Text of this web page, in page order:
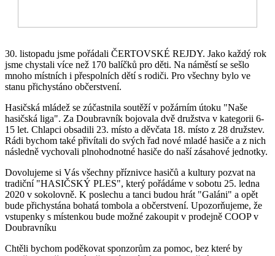
30. listopadu jsme pořádali ČERTOVSKÉ REJDY. Jako každý rok
jsme chystali více než 170 balíčků pro děti. Na náměstí se sešlo
mnoho místních i přespolních dětí s rodiči. Pro všechny bylo ve
stanu přichystáno občerstvení.
Hasičská mládež se zúčastnila soutěží v požárním útoku "Naše
hasičská liga". Za Doubravník bojovala dvě družstva v kategorii 6-
15 let. Chlapci obsadili 23. místo a děvčata 18. místo z 28 družstev.
Rádi bychom také přivítali do svých řad nové mladé hasiče a z nich
následně vychovali plnohodnotné hasiče do naší zásahové jednotky.
Dovolujeme si Vás všechny příznivce hasičů a kultury pozvat na
tradiční "HASIČSKÝ PLES", který pořádáme v sobotu 25. ledna
2020 v sokolovně. K poslechu a tanci budou hrát "Galáni" a opět
bude přichystána bohatá tombola a občerstvení. Upozorňujeme, že
vstupenky s místenkou bude možné zakoupit v prodejně COOP v
Doubravníku
Chtěli bychom poděkovat sponzorům za pomoc, bez které by